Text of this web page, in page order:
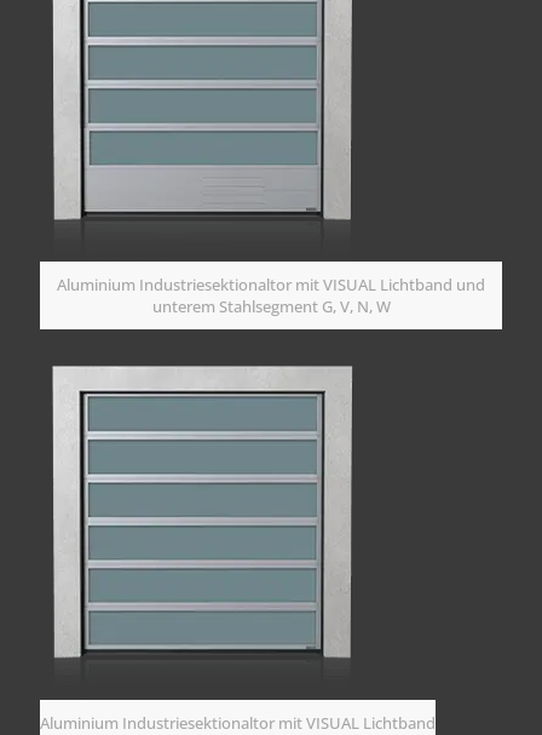
Aluminium Industriesektionaltor mit VISUAL Lichtband und
unterem Stahlsegment G, V, N, W
Aluminium Industriesektionaltor mit VISUAL Lichtband